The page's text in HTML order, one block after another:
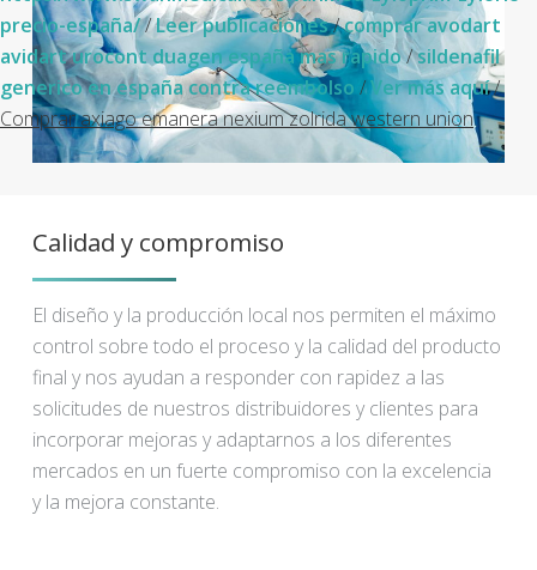
precio-españa//Leer publicaciones/comprar avodart
avidart urocont duagen españa mas rapido/sildenafil
generico en españa contra reembolso /Ver más aquí/
Comprar axiago emanera nexium zolrida western union
Calidad y compromiso
El diseño y la producción local nos permiten el máximo
control sobre todo el proceso y la calidad del producto
final y nos ayudan a responder con rapidez a las
solicitudes de nuestros distribuidores y clientes para
incorporar mejoras y adaptarnos a los diferentes
mercados en un fuerte compromiso con la excelencia
y la mejora constante.